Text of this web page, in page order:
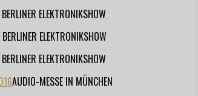
ELEKTRONIKSHOW
BERLINER ELEKTRONIKSHOW
ELEKTRONIKSHOW
AUDIO-MESSE IN MÜNCHEN